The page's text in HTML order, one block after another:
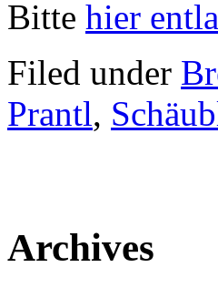
Bitte hier
Filed under
Prantl,
Archives